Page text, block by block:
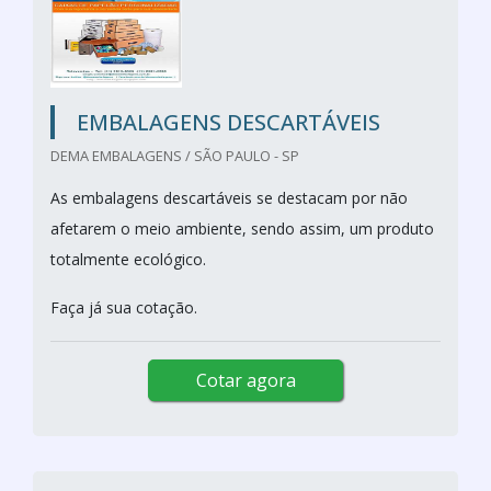
EMBALAGENS DESCARTÁVEIS
DEMA EMBALAGENS / SÃO PAULO - SP
As embalagens descartáveis se destacam por não
afetarem o meio ambiente, sendo assim, um produto
totalmente ecológico.
Faça já sua cotação.
Cotar agora